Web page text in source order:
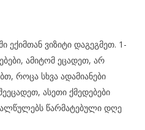
ექიმთან ვიზიტი დაგეგმეთ. 1-
ამიტომ ეცადეთ, არ
როცა სხვა ადამიანები
ასეთი ქმედებები
წარმატებული დღე